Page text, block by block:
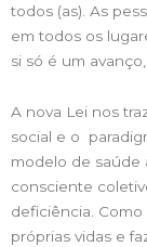
todos (as). As
em todos os
si só é um
A nova Lei nos
social e o
modelo de saúde
consciente
deficiência.
próprias vidas e